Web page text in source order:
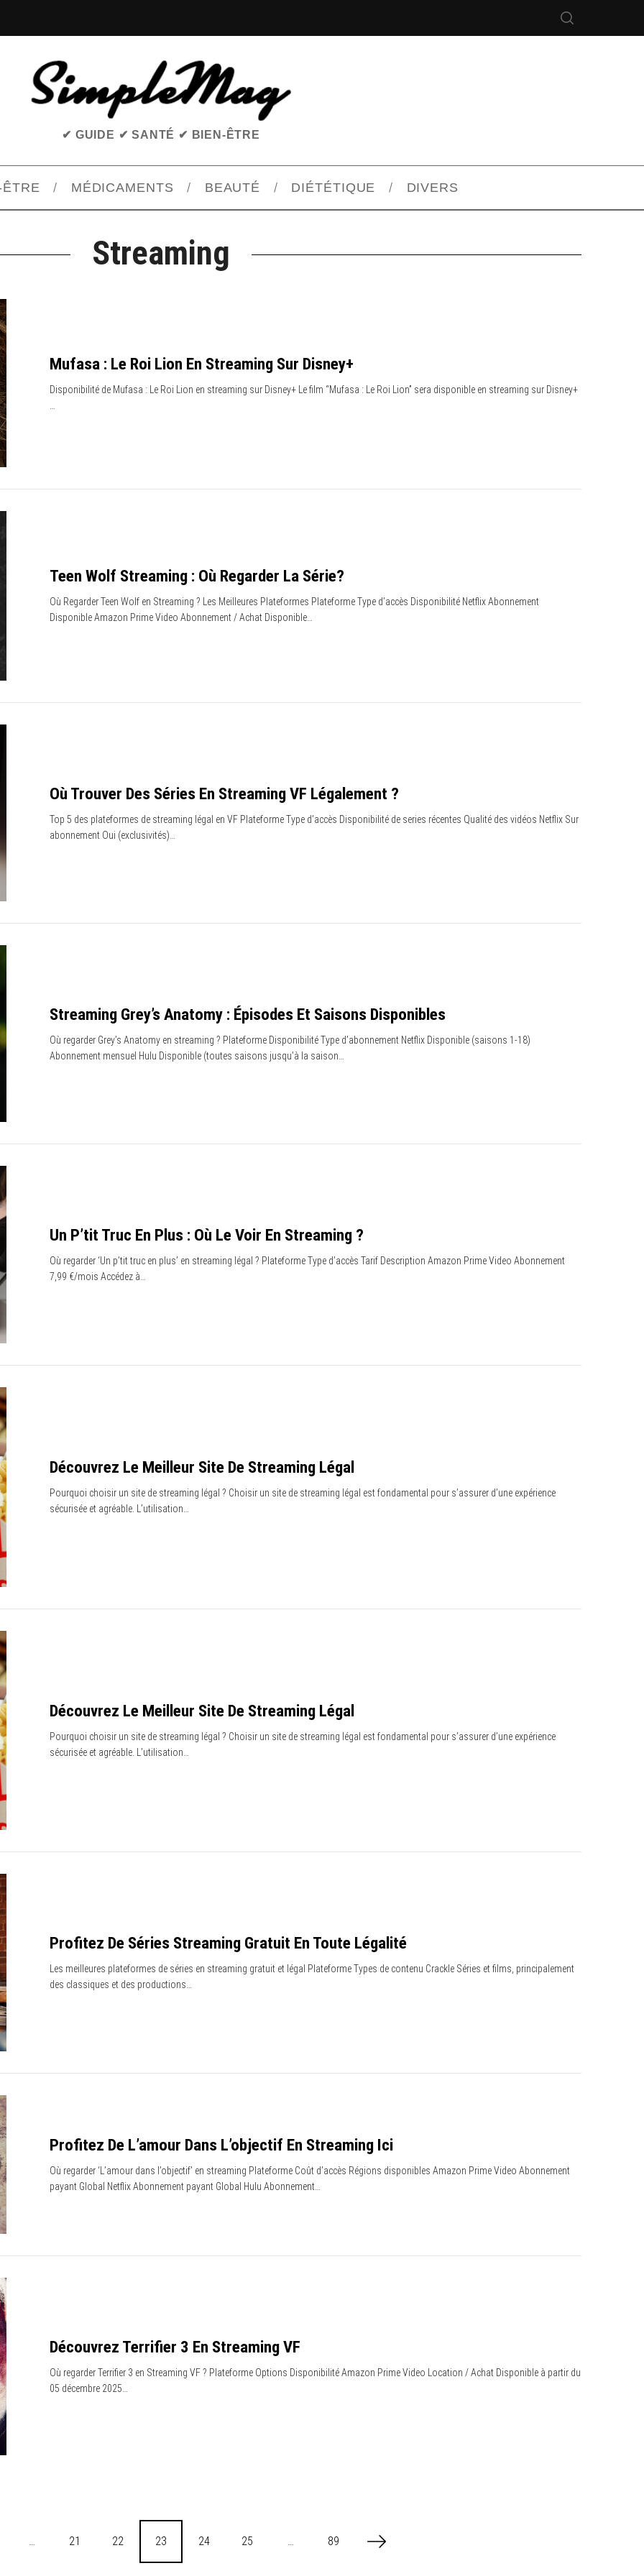
✔ GUIDE ✔ SANTÉ ✔ BIEN-ÊTRE
MÉDICAMENTS BEAUTÉ DIÉTÉTIQUE DIVERS
Streaming
Mufasa : Le Roi Lion En Streaming Sur Disney+
Disponibilité de Mufasa : Le Roi Lion en streaming sur Disney+ Le film “Mufasa : Le Roi Lion” sera disponible en streaming sur Disney+
Teen Wolf Streaming : Où Regarder La Série?
Où Regarder Teen Wolf en Streaming ? Les Meilleures Plateformes Plateforme Type d’accès Disponibilité Netflix Abonnement
Disponible Amazon Prime Video Abonnement / Achat Disponible…
Où Trouver Des Séries En Streaming VF Légalement ?
Top 5 des plateformes de streaming légal en VF Plateforme Type d’accès Disponibilité de series récentes Qualité des vidéos Netflix Sur
abonnement Oui (exclusivités)…
Streaming Grey’s Anatomy : Épisodes Et Saisons Disponibles
Où regarder Grey’s Anatomy en streaming ? Plateforme Disponibilité Type d’abonnement Netflix Disponible (saisons 1-18)
Abonnement mensuel Hulu Disponible (toutes saisons jusqu’à la saison…
Un P’tit Truc En Plus : Où Le Voir En Streaming ?
Où regarder ‘Un p’tit truc en plus’ en streaming légal ? Plateforme Type d’accès Tarif Description Amazon Prime Video Abonnement
7,99 €/mois Accédez à…
Découvrez Le Meilleur Site De Streaming Légal
Pourquoi choisir un site de streaming légal ? Choisir un site de streaming légal est fondamental pour s’assurer d’une expérience
sécurisée et agréable. L’utilisation…
Découvrez Le Meilleur Site De Streaming Légal
Pourquoi choisir un site de streaming légal ? Choisir un site de streaming légal est fondamental pour s’assurer d’une expérience
sécurisée et agréable. L’utilisation…
Profitez De Séries Streaming Gratuit En Toute Légalité
Les meilleures plateformes de séries en streaming gratuit et légal Plateforme Types de contenu Crackle Séries et films, principalement
des classiques et des productions…
Profitez De L’amour Dans L’objectif En Streaming Ici
Où regarder ‘L’amour dans l’objectif’ en streaming Plateforme Coût d’accès Régions disponibles Amazon Prime Video Abonnement
payant Global Netflix Abonnement payant Global Hulu Abonnement…
Découvrez Terrifier 3 En Streaming VF
Où regarder Terrifier 3 en Streaming VF ? Plateforme Options Disponibilité Amazon Prime Video Location / Achat Disponible à partir du
05 décembre 2025…
… 21 22 23 24 25 … 89